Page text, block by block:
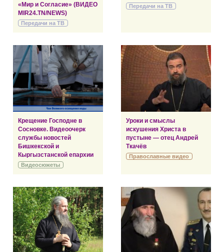
«Мир и Согласие» (ВИДЕО
MIR24.TN/NEWS)
Передачи на ТВ
Передачи на ТВ
Крещение Господне в
Сосновке. Видеоочерк
службы новостей
Бишкекской и
Кыргызстанской епархии
Видеосюжеты
Уроки и смыслы
искушения Христа в
пустыне — отец Андрей
Ткачёв
Православные видео